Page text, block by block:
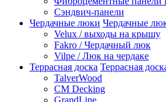
Сэндвич-панели
Чердачные люки Чердачные
Velux / выходы на крышу
Fakro / Чердачный люк
Vilpe / Люк на чердаке
Террасная доска Террасная
TalverWood
CM Decking
GrandLine